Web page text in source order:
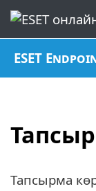
ESET
Тапсырма